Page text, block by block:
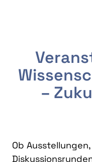
–
Ob